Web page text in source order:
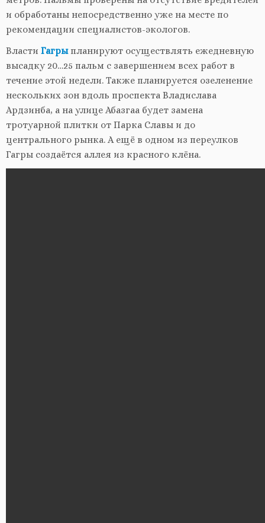
и обработаны непосредственно уже на месте по
рекомендации специалистов-экологов.
Власти Гагры планируют осуществлять ежедневную
высадку 20…25 пальм с завершением всех работ в
течение этой недели. Также планируется озеленение
нескольких зон вдоль проспекта Владислава
Ардзинба, а на улице Абазгаа будет замена
тротуарной плитки от Парка Славы и до
центрального рынка. А ещё в одном из переулков
Гагры создаётся аллея из красного клёна.